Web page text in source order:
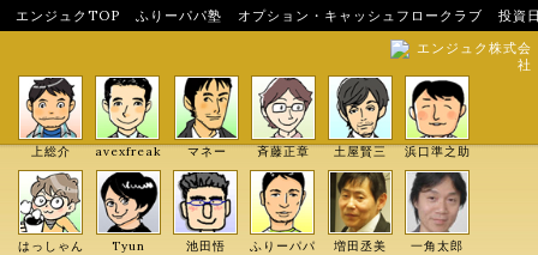
エンジュクTOP ふりーパパ塾 オプション・キャッシュフロークラブ
投資
エンジュク株式会
社
上総介 avexfreak マネー 斉藤正章 土屋賢三 浜口準之助
はっしゃん Tyun 池田悟 ふりーパパ 増田丞美 一角太郎